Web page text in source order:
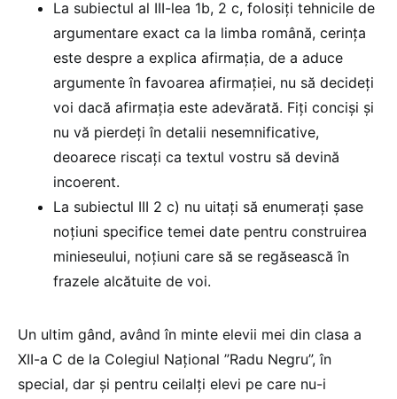
La subiectul al III-lea 1b, 2 c, folosiți tehnicile de
argumentare exact ca la limba română, cerința
este despre a explica afirmația, de a aduce
argumente în favoarea afirmației, nu să decideți
voi dacă afirmația este adevărată. Fiți conciși și
nu vă pierdeți în detalii nesemnificative,
deoarece riscați ca textul vostru să devină
incoerent.
La subiectul III 2 c) nu uitați să enumerați șase
noțiuni specifice temei date pentru construirea
minieseului, noțiuni care să se regăsească în
frazele alcătuite de voi.
Un ultim gând, având în minte elevii mei din clasa a
XII-a C de la Colegiul Național ”Radu Negru”, în
special, dar și pentru ceilalți elevi pe care nu-i